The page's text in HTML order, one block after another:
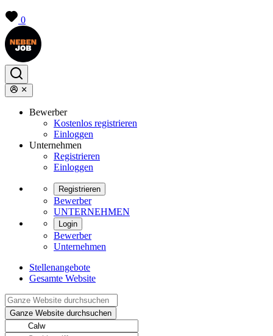
0
Bewerber
Kostenlos registrieren
Einloggen
Unternehmen
Registrieren
Einloggen
Registrieren
Bewerber
UNTERNEHMEN
Login
Bewerber
Unternehmen
Stellenangebote
Gesamte Website